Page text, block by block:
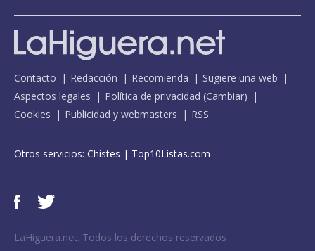
Contacto Redacción Recomienda
Sugiere una web
Aspectos legales
Política de privacidad (Cambiar)
Cookies
Publicidad y webmasters RSS
Otros servicios: Chistes | Top10Listas.com
LaHiguera.net. Todos los derechos reservados